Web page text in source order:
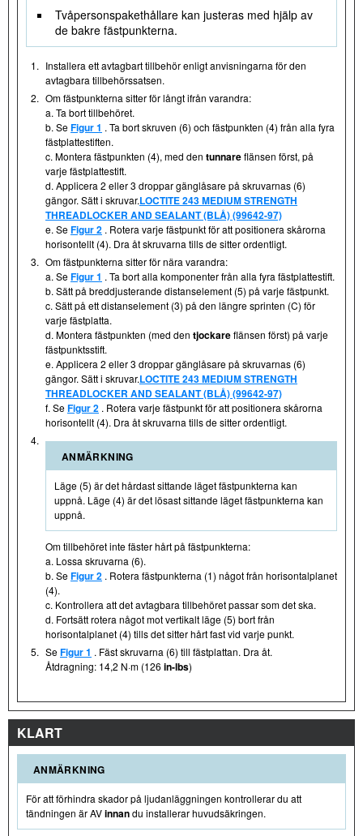
Tvåpersonspakethållare kan justeras med hjälp av
de bakre fästpunkterna.
1. Installera ett avtagbart tillbehör enligt anvisningarna för den
avtagbara tillbehörssatsen.
2. Om fästpunkterna sitter för långt ifrån varandra:
a. Ta bort tillbehöret.
b. SeFigur 1 . Ta bort skruven (6) och fästpunkten (4) från alla fyra
fästplattestiften.
c. Montera fästpunkten (4), med den tunnareflänsen först, på
varje fästplattestift.
d. Applicera 2 eller 3 droppar gänglåsare på skruvarnas (6)
gängor. Sätt i skruvar.LOCTITE 243 MEDIUM STRENGTH
THREADLOCKER AND SEALANT (BLÅ) (99642-97)
e. SeFigur 2 . Rotera varje fästpunkt för att positionera skårorna
horisontellt (4). Dra åt skruvarna tills de sitter ordentligt.
3. Om fästpunkterna sitter för nära varandra:
a. SeFigur 1 . Ta bort alla komponenter från alla fyra fästplattestift.
b. Sätt på breddjusterande distanselement (5) på varje fästpunkt.
c. Sätt på ett distanselement (3) på den längre sprinten (C) för
varje fästplatta.
d. Montera fästpunkten (med den tjockareflänsen först) på varje
fästpunktsstift.
e. Applicera 2 eller 3 droppar gänglåsare på skruvarnas (6)
gängor. Sätt i skruvar.LOCTITE 243 MEDIUM STRENGTH
THREADLOCKER AND SEALANT (BLÅ) (99642-97)
f. SeFigur 2 . Rotera varje fästpunkt för att positionera skårorna
horisontellt (4). Dra åt skruvarna tills de sitter ordentligt.
4.
ANMÄRKNING
Läge (5) är det hårdast sittande läget fästpunkterna kan
uppnå. Läge (4) är det lösast sittande läget fästpunkterna kan
uppnå.
Om tillbehöret inte fäster hårt på fästpunkterna:
a. Lossa skruvarna (6).
b. SeFigur 2 . Rotera fästpunkterna (1) något från horisontalplanet
(4).
c. Kontrollera att det avtagbara tillbehöret passar som det ska.
d. Fortsätt rotera något mot vertikalt läge (5) bort från
horisontalplanet (4) tills det sitter hårt fast vid varje punkt.
5. SeFigur 1 . Fäst skruvarna (6) till fästplattan. Dra åt.
Åtdragning: 14,2 N·m (126 in-lbs)
KLART
ANMÄRKNING
För att förhindra skador på ljudanläggningen kontrollerar du att
tändningen är AVinnandu installerar huvudsäkringen.